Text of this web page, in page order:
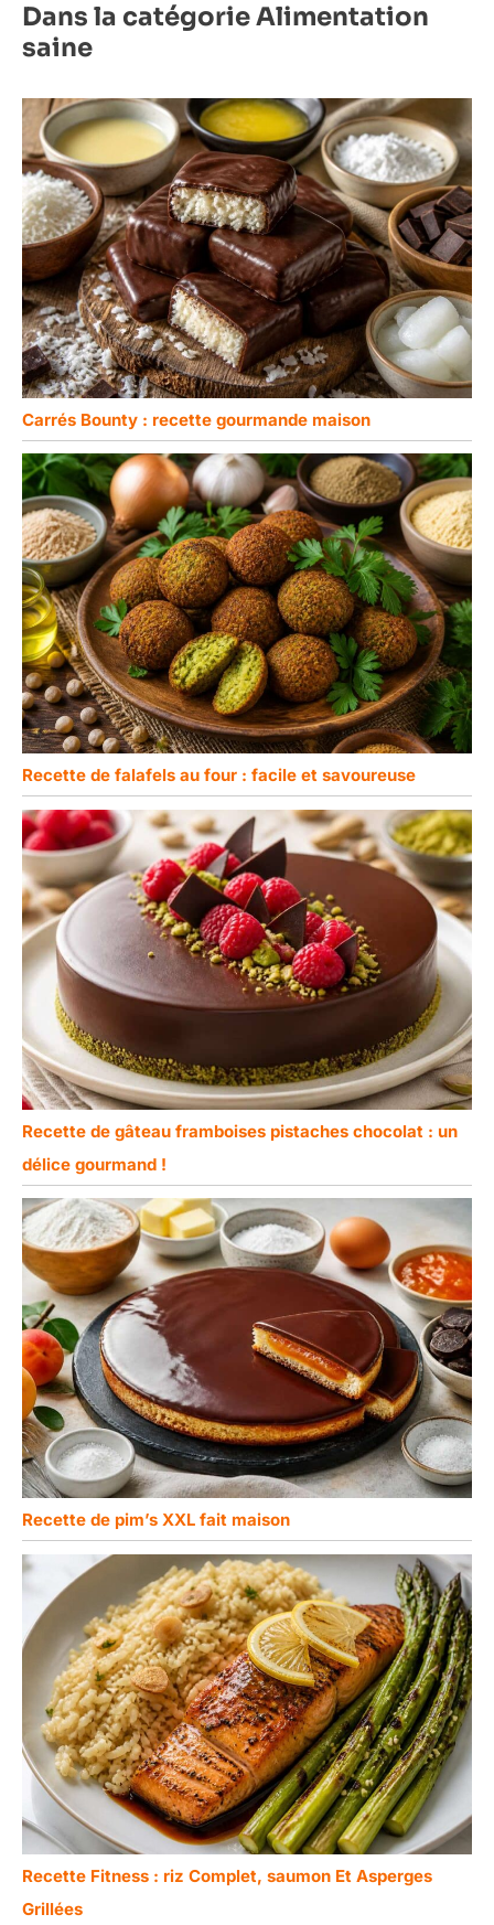
Dans la catégorie Alimentation
saine
Carrés Bounty : recette gourmande maison
Recette de falafels au four : facile et savoureuse
Recette de gâteau framboises pistaches chocolat : un
délice gourmand !
Recette de pim’s XXL fait maison
Recette Fitness : riz Complet, saumon Et Asperges
Grillées